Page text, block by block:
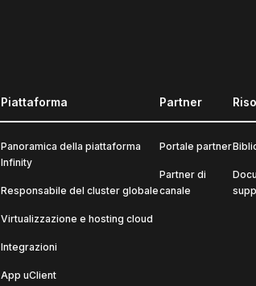
Piattaforma
Panoramica della piattaforma
Infinity
Responsabile del cluster globale
Virtualizzazione e hosting cloud
Integrazioni
App uClient
Partner
Portale partner
Partner di
canale